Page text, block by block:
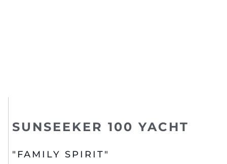
SUNSEEKER 100 YACHT
"FAMILY SPIRIT"